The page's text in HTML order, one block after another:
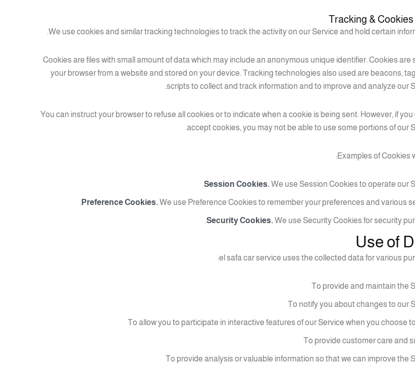
Tracking &
We use cookies and similar tracking technologies to track the activity on our Service and hold certain
Cookies are files with small amount of data which may include an anonymous unique identifier. Cookies are
your browser from a website and stored on your device. Tracking technologies also used are beacons,
scripts to collect and track information and to improve and analyze our
You can instruct your browser to refuse all cookies or to indicate when a cookie is being sent. However, if you
accept cookies, you may not be able to use some portions of our
Examples of Cookies
Session Cookies. We use Session Cookies to operate our
Preference Cookies. We use Preference Cookies to remember your preferences and various
Security Cookies. We use Security Cookies for security
Use of
el safa car service uses the collected data for various
To provide and maintain the
To notify you about changes to our
To allow you to participate in interactive features of our Service when you choose
To provide customer care and
To provide analysis or valuable information so that we can improve the